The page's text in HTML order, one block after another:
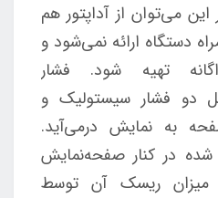
می‌توان از آداپتور هم
دستگاه ارائه نمی‌شود و
تهیه شود. فشار
دو فشار سیستولیک و
به نمایش درمی‌آید.
شده در کنار صفحه‌نمایش
میزان ریسک آن توسط